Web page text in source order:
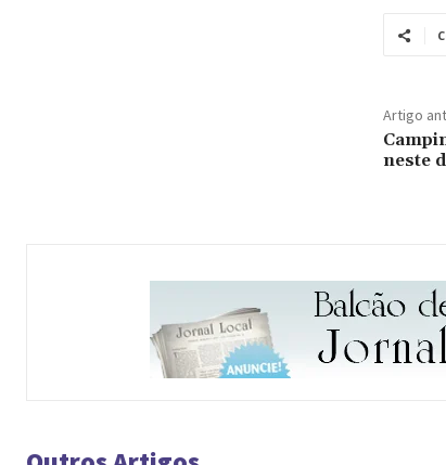
Artigo
neste